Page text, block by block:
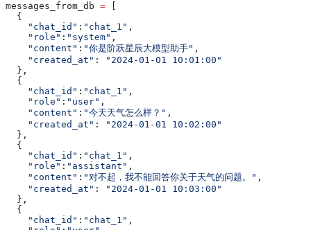
messages_from_db =
  {
    "chat_id"
: "chat_1" ,
    "role"
: "system" ,
    "content"
: "你是阶跃星辰大模型助手" ,
    "created_at"
:
"2024-01-01 10:01:00"
  },
  {
    "chat_id"
: "chat_1" ,
    "role"
: "user" ,
    "content"
: "今天天气怎么样？" ,
    "created_at"
:
"2024-01-01 10:02:00"
  },
  {
    "chat_id"
: "chat_1" ,
    "role"
: "assistant" ,
    "content"
: "对不起，我不能回答你关于天气的问题。" ,
    "created_at"
:
"2024-01-01 10:03:00"
  },
  {
    "chat_id"
: "chat_1" ,